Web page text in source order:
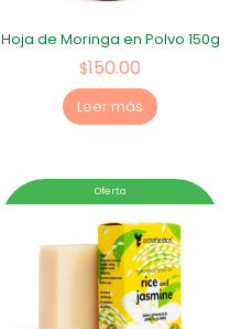
Hoja de Moringa en Polvo 150g
$150.00
Leer más
Oferta